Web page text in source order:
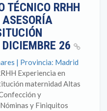
TÉCNICO RRHH
26
| Provincia: Madrid
Experiencia en
maternidad Altas
y
y Finiquitos